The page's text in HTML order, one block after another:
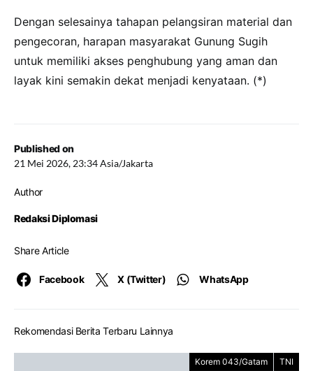
Published on
21 Mei 2026, 23:34 Asia/Jakarta
Author
Redaksi Diplomasi
Share Article
Facebook X (Twitter) WhatsApp
Dengan selesainya tahapan pelangsiran material dan
pengecoran, harapan masyarakat Gunung Sugih
untuk memiliki akses penghubung yang aman dan
layak kini semakin dekat menjadi kenyataan. (*)
Rekomendasi Berita Terbaru Lainnya
Korem 043/Gatam TNI